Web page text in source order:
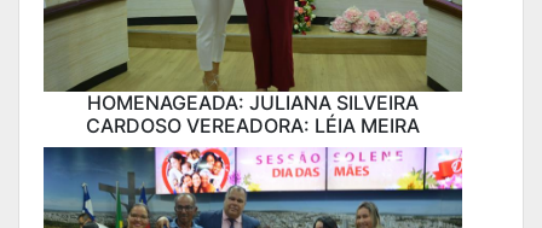
HOMENAGEADA: JULIANA SILVEIRA
CARDOSO VEREADORA: LÉIA MEIRA